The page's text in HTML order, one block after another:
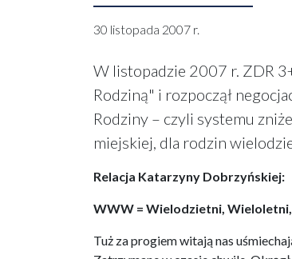
30 listopada 2007 r.
W listopadzie 2007 r. ZDR
Rodziną" i rozpoczął
Rodziny – czyli systemu
miejskiej, dla rodzin
Relacja Katarzyny Dobrzyńskiej:
WWW = Wielodzietni,
Tuż za progiem witają nas